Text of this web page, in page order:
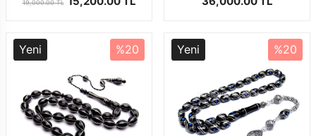
19,000.00 TL
Yeni %20 Yeni %20